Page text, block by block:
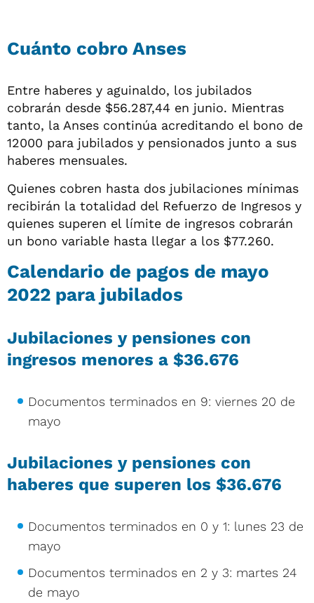
Cuánto cobro Anses
Entre haberes y aguinaldo, los jubilados
cobrarán desde $56.287,44 en junio. Mientras
tanto, la Anses continúa acreditando el bono de
12000 para jubilados y pensionados junto a sus
haberes mensuales.
Quienes cobren hasta dos jubilaciones mínimas
recibirán la totalidad del Refuerzo de Ingresos y
quienes superen el límite de ingresos cobrarán
un bono variable hasta llegar a los $77.260.
Calendario de pagos de mayo
2022 para jubilados
Jubilaciones y pensiones con
ingresos menores a $36.676
Documentos terminados en 9: viernes 20 de
mayo
Jubilaciones y pensiones con
haberes que superen los $36.676
Documentos terminados en 0 y 1: lunes 23 de
mayo
Documentos terminados en 2 y 3: martes 24
de mayo